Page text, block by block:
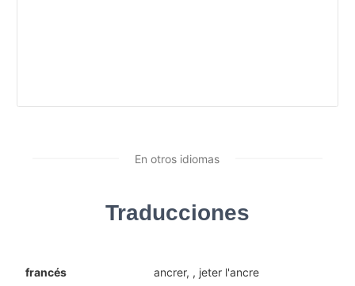
En otros idiomas
Traducciones
francés ancrer, , jeter l'ancre